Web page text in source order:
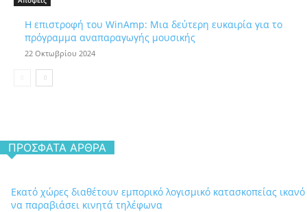
Η επιστροφή του WinAmp: Μια δεύτερη ευκαιρία για το
πρόγραμμα αναπαραγωγής μουσικής
22 Οκτωβρίου 2024
ΠΡΌΣΦΑΤΑ ΆΡΘΡΑ
Εκατό χώρες διαθέτουν εμπορικό λογισμικό κατασκοπείας ικανό
να παραβιάσει κινητά τηλέφωνα